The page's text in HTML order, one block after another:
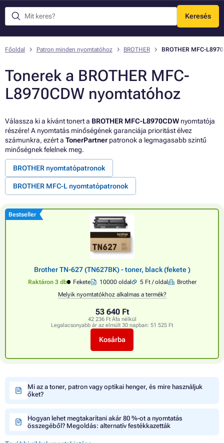
Keresés
Menü
Főoldal Patron minden nyomtatóhoz BROTHER BROTHER MFC-
Tonerek a BROTHER MFC-
L8970CDW nyomtatóhoz
Válassza ki a kívánt tonert a BROTHER MFC-L8970CDW nyomtatója
részére! A nyomtatás minőségének garanciája prioritást élvez
számunkra, ezért a TonerPartner patronok a legmagasabb szintű
minőségnek felelnek meg.
BROTHER nyomtatópatronok
BROTHER MFC-L nyomtatópatronok
Bestseller
Brother TN-627 (TN627BK) - toner, black (fekete )
Raktáron 3 db Fekete 10000 oldal 5 Ft / oldal
Brother
Melyik nyomtatókhoz alkalmas a termék?
53 640 Ft
42 236 Ft Áfa nélkül
Legalacsonyabb ár az elmúlt 30 napban: 51 525 Ft
Kosárba
Mi az a toner, patron vagy optikai henger, és mire használjuk
őket?
Hogyan lehet megtakarítani akár 80 %-ot a nyomtatás
összegéből? Megoldás: alternatív festékkazetták